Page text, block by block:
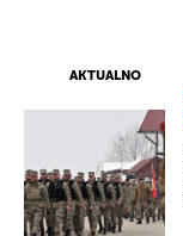
AKTUALNO